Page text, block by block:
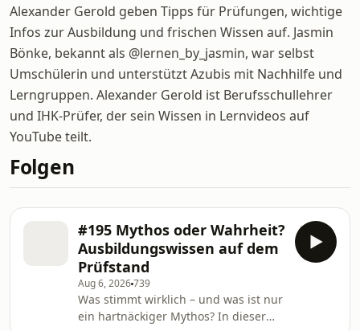
Alexander Gerold geben Tipps für Prüfungen, wichtige
Infos zur Ausbildung und frischen Wissen auf. Jasmin
Bönke, bekannt als @lernen_by_jasmin, war selbst
Umschülerin und unterstützt Azubis mit Nachhilfe und
Lerngruppen. Alexander Gerold ist Berufsschullehrer
und IHK-Prüfer, der sein Wissen in Lernvideos auf
YouTube teilt.
Folgen
#195 Mythos oder Wahrheit?
Ausbildungswissen auf dem
Prüfstand
Aug 6, 2026739
Was stimmt wirklich – und was ist nur
ein hartnäckiger Mythos? In dieser